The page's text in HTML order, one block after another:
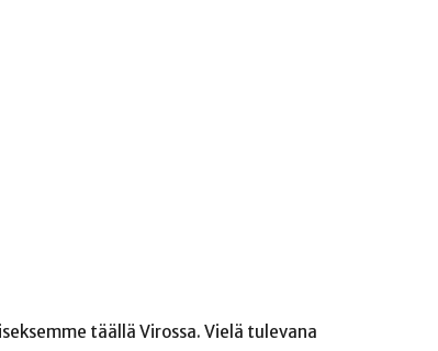
täällä Virossa. Vielä tulevana